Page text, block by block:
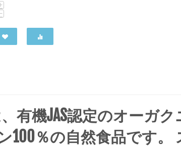
有機JAS認定のオーガク
100％の自然食品です。